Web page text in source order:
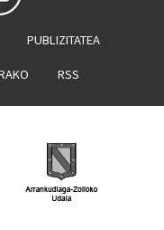
PUBLIZITATEA
RSS